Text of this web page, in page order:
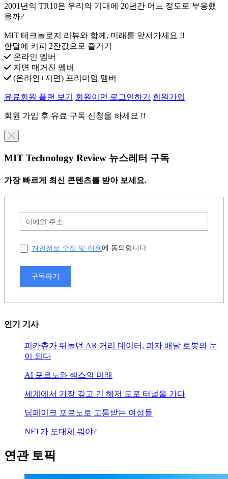
2001년의 TR10은 우리의 기대에 20년간 어느 정도로 부응했
을까?
MIT 테크놀로지 리뷰와 함께, 미래를 앞서가세요 !!
한달에 커피 2잔값으로 즐기기
온라인 멤버
지면 매거진 멤버
(온라인+지면) 프리미엄 멤버
유료회원 플랜 보기 회원이면 로그인하기 회원가입
회원 가입 후 유료 구독 신청을 하세요 !!
╳
MIT Technology Review 뉴스레터 구독
가장 빠르게 최신 콘텐츠를 받아 보세요.
개인정보 수집 및 이용에 동의합니다.
구독하기
인기 기사
피카츄가 뛰놀던 AR 거리 데이터, 피자 배달 로봇의 눈
이 되다
AI 포르노와 섹스의 미래
세계에서 가장 깊고 긴 해저 도로 터널을 가다
딥페이크 포르노로 고통받는 여성들
NFT가 도대체 뭐야?
연관 토픽